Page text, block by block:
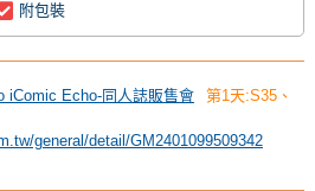
附包裝
iComic Echo-同人誌販售會
第1天:S35、
general/detail/GM2401099509342